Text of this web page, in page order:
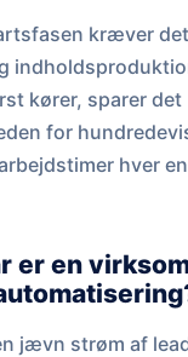
kræver
kører, sparer det
for
hver
er en
jævn strøm af